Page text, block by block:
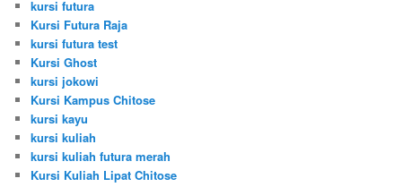
kursi futura
Kursi Futura Raja
kursi futura test
Kursi Ghost
kursi jokowi
Kursi Kampus Chitose
kursi kayu
kursi kuliah
kursi kuliah futura merah
Kursi Kuliah Lipat Chitose